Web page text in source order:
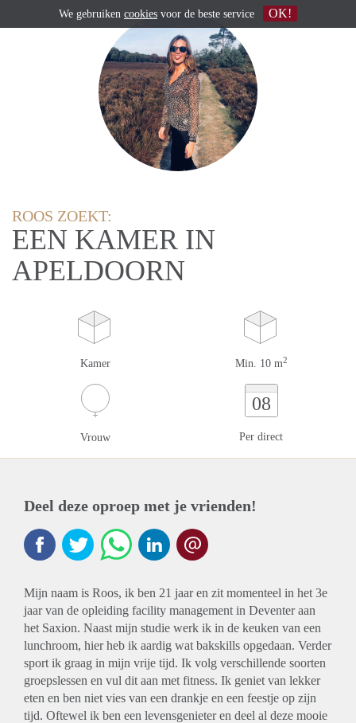
ROOS ZOEKT:
EEN KAMER IN
APELDOORN
Kamer Min. 10 m2
Vrouw
08
Per direct
Deel deze oproep met je vrienden!
Mijn naam is Roos, ik ben 21 jaar en zit momenteel in het 3e
jaar van de opleiding facility management in Deventer aan
het Saxion. Naast mijn studie werk ik in de keuken van een
lunchroom, hier heb ik aardig wat bakskills opgedaan. Verder
sport ik graag in mijn vrije tijd. Ik volg verschillende soorten
groepslessen en vul dit aan met fitness. Ik geniet van lekker
eten en ben niet vies van een drankje en een feestje op zijn
tijd. Oftewel ik ben een levensgenieter en deel al deze mooie
We gebruiken cookies voor de beste service OK!